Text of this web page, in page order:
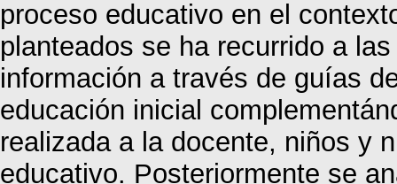
proceso educativo en el
planteados se ha recurrido a
información a través de guías
educación inicial
realizada a la docente, niños y
educativo. Posteriormente se